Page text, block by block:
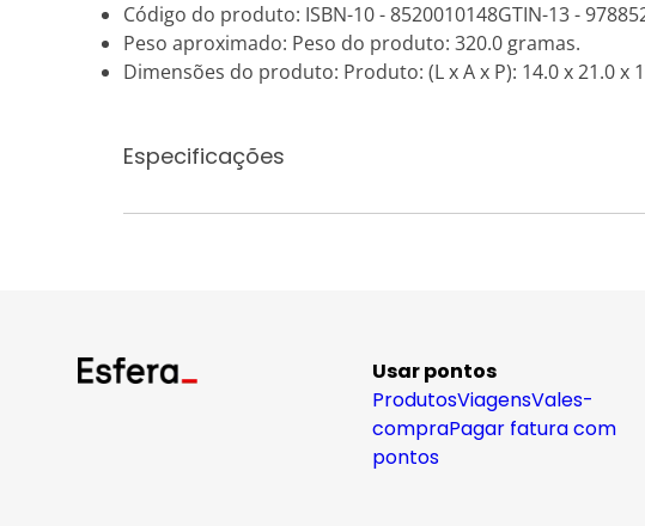
Código do produto: ISBN-10 - 8520010148GTIN-13 -
Peso aproximado: Peso do produto: 320.0 gramas.
Dimensões do produto: Produto: (L x A x P): 14.0 x 21.0 x
Especificações
Usar pontos
ProdutosViagensVales-
compraPagar fatura com
pontos